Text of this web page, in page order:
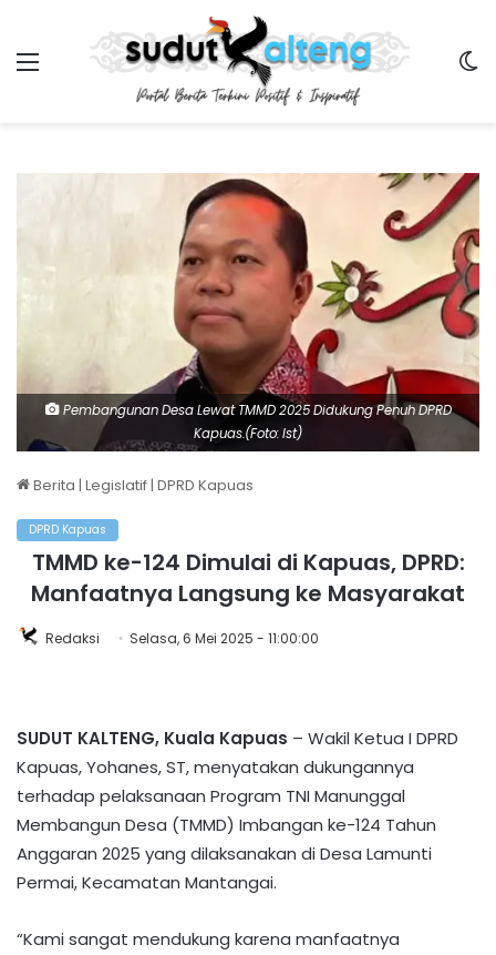
Menu
Pembangunan Desa Lewat TMMD 2025 Didukung Penuh DPRD
Kapuas.(Foto: Ist)
Berita | Legislatif| DPRD Kapuas
DPRD Kapuas
TMMD ke-124 Dimulai di Kapuas, DPRD:
Manfaatnya Langsung ke Masyarakat
Redaksi Selasa, 6 Mei 2025 - 11:00:00
SUDUT KALTENG, Kuala Kapuas – Wakil Ketua I DPRD
Kapuas, Yohanes, ST, menyatakan dukungannya
terhadap pelaksanaan Program TNI Manunggal
Membangun Desa (TMMD) Imbangan ke-124 Tahun
Anggaran 2025 yang dilaksanakan di Desa Lamunti
Permai, Kecamatan Mantangai.
“Kami sangat mendukung karena manfaatnya